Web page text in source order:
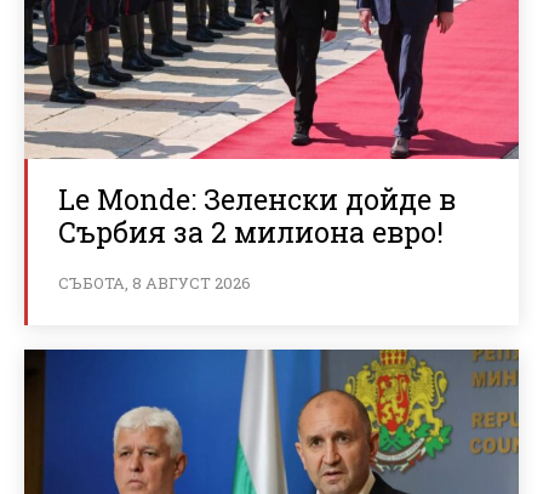
Le Monde: Зеленски дойде в
Сърбия за 2 милиона евро!
СЪБОТА, 8 АВГУСТ 2026